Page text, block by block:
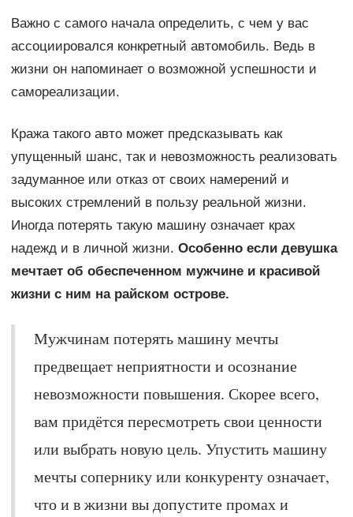
Важно с самого начала определить, с чем у вас
ассоциировался конкретный автомобиль. Ведь в
жизни он напоминает о возможной успешности и
самореализации.
Кража такого авто может предсказывать как
упущенный шанс, так и невозможность реализовать
задуманное или отказ от своих намерений и
высоких стремлений в пользу реальной жизни.
Иногда потерять такую машину означает крах
надежд и в личной жизни. Особенно если девушка
мечтает об обеспеченном мужчине и красивой
жизни с ним на райском острове.
Мужчинам потерять машину мечты
предвещает неприятности и осознание
невозможности повышения. Скорее всего,
вам придётся пересмотреть свои ценности
или выбрать новую цель. Упустить машину
мечты сопернику или конкуренту означает,
что и в жизни вы допустите промах и